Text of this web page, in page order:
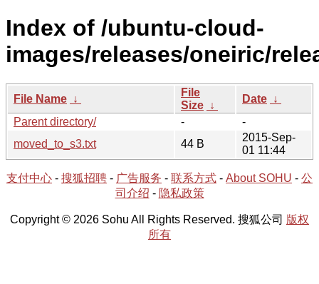
Index of /ubuntu-cloud-
images/releases/oneiric/
File Name ↓
File
Size ↓
Date ↓
Parent directory/
-
-
moved_to_s3.txt
44 B
2015-Sep-
01 11:44
支付中心 - 搜狐招聘 - 广告服务 - 联系方式 - About SOHU - 公
司介绍 - 隐私政策
Copyright © 2026 Sohu All Rights Reserved. 搜狐公司 版权
所有